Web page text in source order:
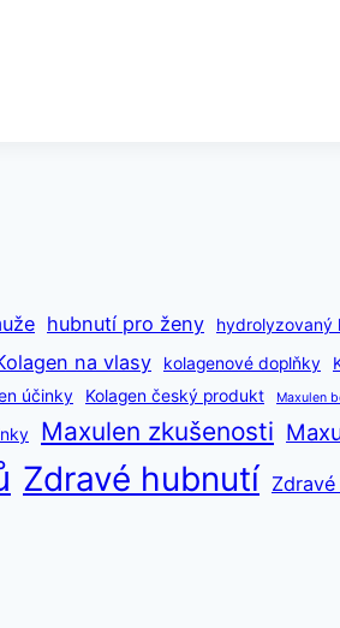
hubnutí pro ženy hydrolyzovaný
na vlasy kolagenové doplňky
účinky Kolagen český produkt Maxulen
Maxulen zkušenosti
Zdravé hubnutí